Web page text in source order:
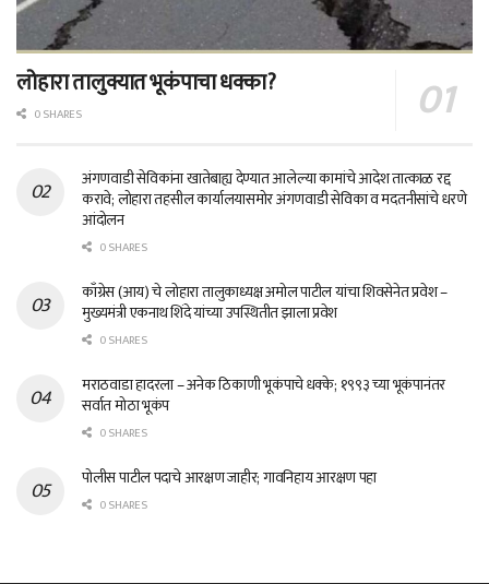
लोहारा तालुक्यात भूकंपाचा धक्का?
0 SHARES
अंगणवाडी सेविकांना खातेबाह्य देण्यात आलेल्या कामांचे आदेश तात्काळ रद्द
करावे; लोहारा तहसील कार्यालयासमोर अंगणवाडी सेविका व मदतनीसांचे धरणे
आंदोलन
0 SHARES
काँग्रेस (आय) चे लोहारा तालुकाध्यक्ष अमोल पाटील यांचा शिवसेनेत प्रवेश –
मुख्यमंत्री एकनाथ शिंदे यांच्या उपस्थितीत झाला प्रवेश
0 SHARES
मराठवाडा हादरला – अनेक ठिकाणी भूकंपाचे धक्के; १९९३ च्या भूकंपानंतर
सर्वात मोठा भूकंप
0 SHARES
पोलीस पाटील पदाचे आरक्षण जाहीर; गावनिहाय आरक्षण पहा
0 SHARES